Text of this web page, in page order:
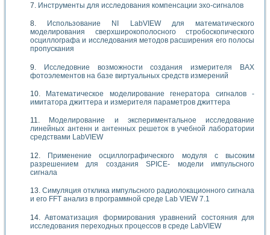
Инструменты для исследования компенсации эхо-сигналов
Использование NI LabVIEW для математического
моделирования сверхширокополосного стробоскопического
осциллографа и исследования методов расширения его полосы
пропускания
Исследовние возможности создания измерителя ВАХ
фотоэлементов на базе виртуальных средств измерений
Математическое моделирование генератора сигналов -
имитатора джиттера и измерителя параметров джиттера
Моделирование и экспериментальное исследование
линейных антенн и антенных решеток в учебной лаборатории
средствами LabVIEW
Применение осциллографического модуля с высоким
разрешением для создания SPICE- модели импульсного
сигнала
Симуляция отклика импульсного радиолокационного сигнала
и его FFT анализ в программной среде Lab VIEW 7.1
Автоматизация формирования уравнений состояния для
исследования переходных процессов в среде LabVIEW